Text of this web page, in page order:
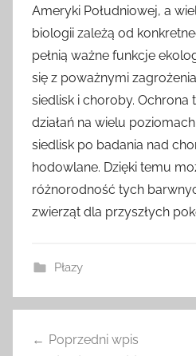
Ameryki Południowej, a
biologii zależą od
pełnią ważne funkcje
się z poważnymi
siedlisk i choroby. Ochrona
działań na wielu
siedlisk po badania nad
hodowlane. Dzięki temu
różnorodność tych
zwierząt dla przyszłych
Płazy
Poprzedni wpis